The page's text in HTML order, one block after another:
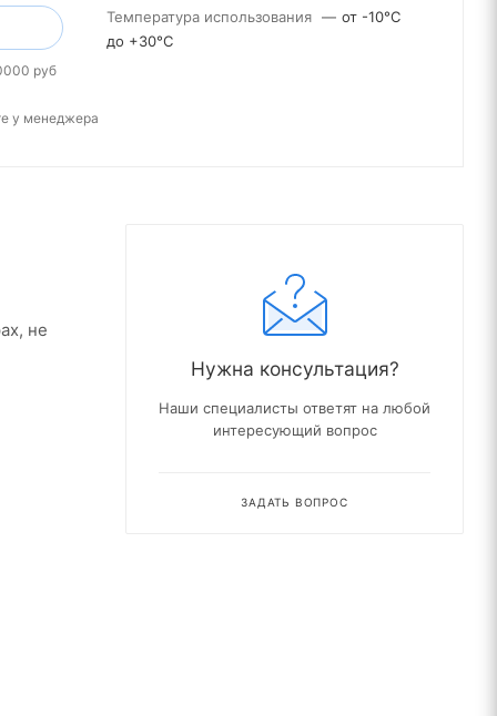
руб
Температура использования — от -10°С
до +30°С
у менеджера
не
Нужна консультация?
Наши специалисты ответят на любой
интересующий вопрос
ЗАДАТЬ ВОПРОС